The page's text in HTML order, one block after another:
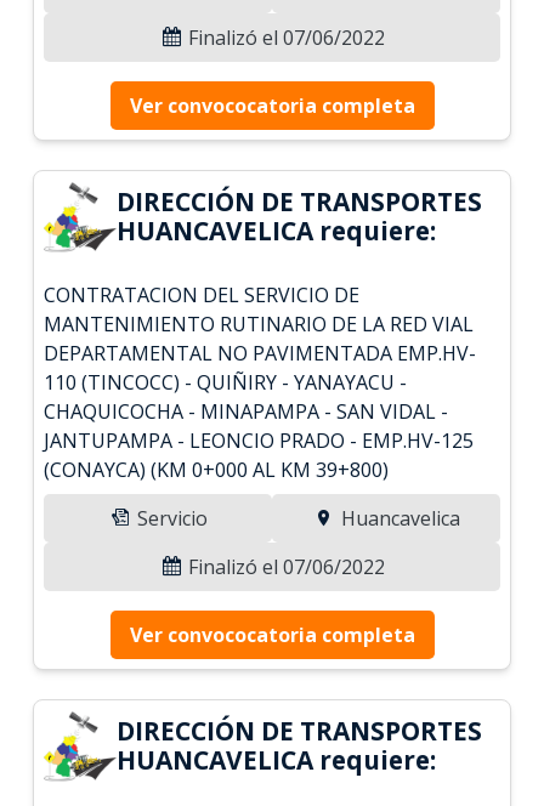
Finalizó el 07/06/2022
Ver convococatoria completa
DIRECCIÓN DE TRANSPORTES
HUANCAVELICA requiere:
CONTRATACION DEL SERVICIO DE
MANTENIMIENTO RUTINARIO DE LA RED VIAL
DEPARTAMENTAL NO PAVIMENTADA EMP.HV-
110 (TINCOCC) - QUIÑIRY - YANAYACU -
CHAQUICOCHA - MINAPAMPA - SAN VIDAL -
JANTUPAMPA - LEONCIO PRADO - EMP.HV-125
(CONAYCA) (KM 0+000 AL KM 39+800)
Servicio
Huancavelica
Finalizó el 07/06/2022
Ver convococatoria completa
DIRECCIÓN DE TRANSPORTES
HUANCAVELICA requiere: